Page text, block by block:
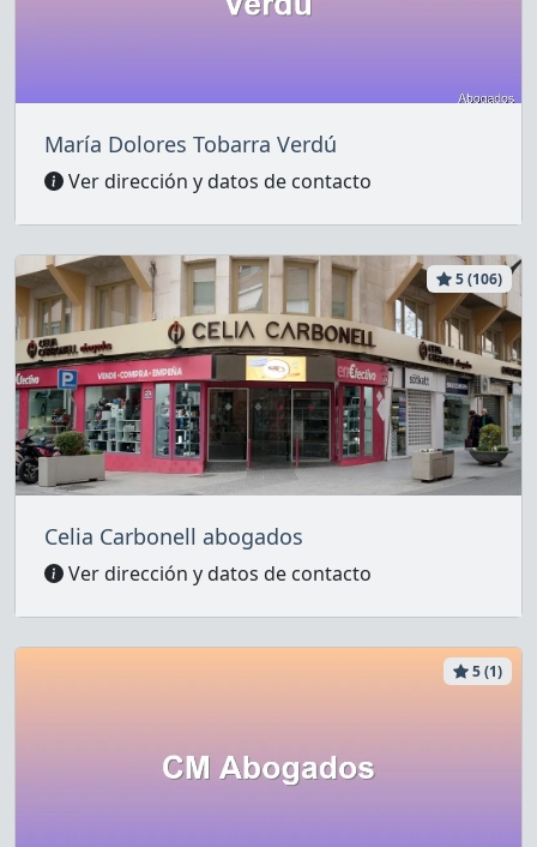
María Dolores Tobarra Verdú
Ver dirección y datos de contacto
5 (106)
Celia Carbonell abogados
Ver dirección y datos de contacto
5 (1)